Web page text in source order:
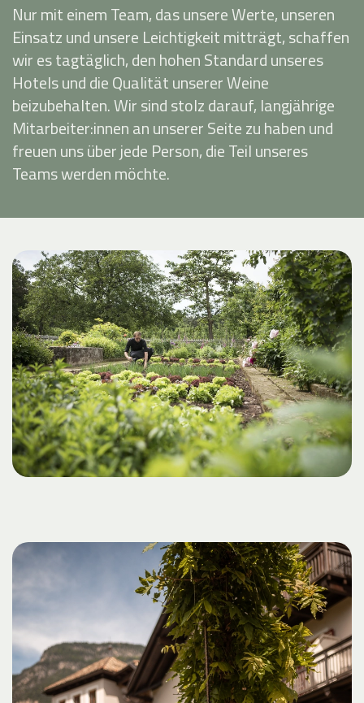
Nur mit einem Team, das unsere Werte, unseren
Einsatz und unsere Leichtigkeit mitträgt, schaffen
wir es tagtäglich, den hohen Standard unseres
Hotels und die Qualität unserer Weine
beizubehalten. Wir sind stolz darauf, langjährige
Mitarbeiter:innen an unserer Seite zu haben und
freuen uns über jede Person, die Teil unseres
Teams werden möchte.